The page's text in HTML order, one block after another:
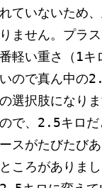
れていないため
りません。プラ
番軽い重さ（1キ
いので真ん中の
の選択肢になり
ので、2.5キロだ
ースがたびたび
ところがありま